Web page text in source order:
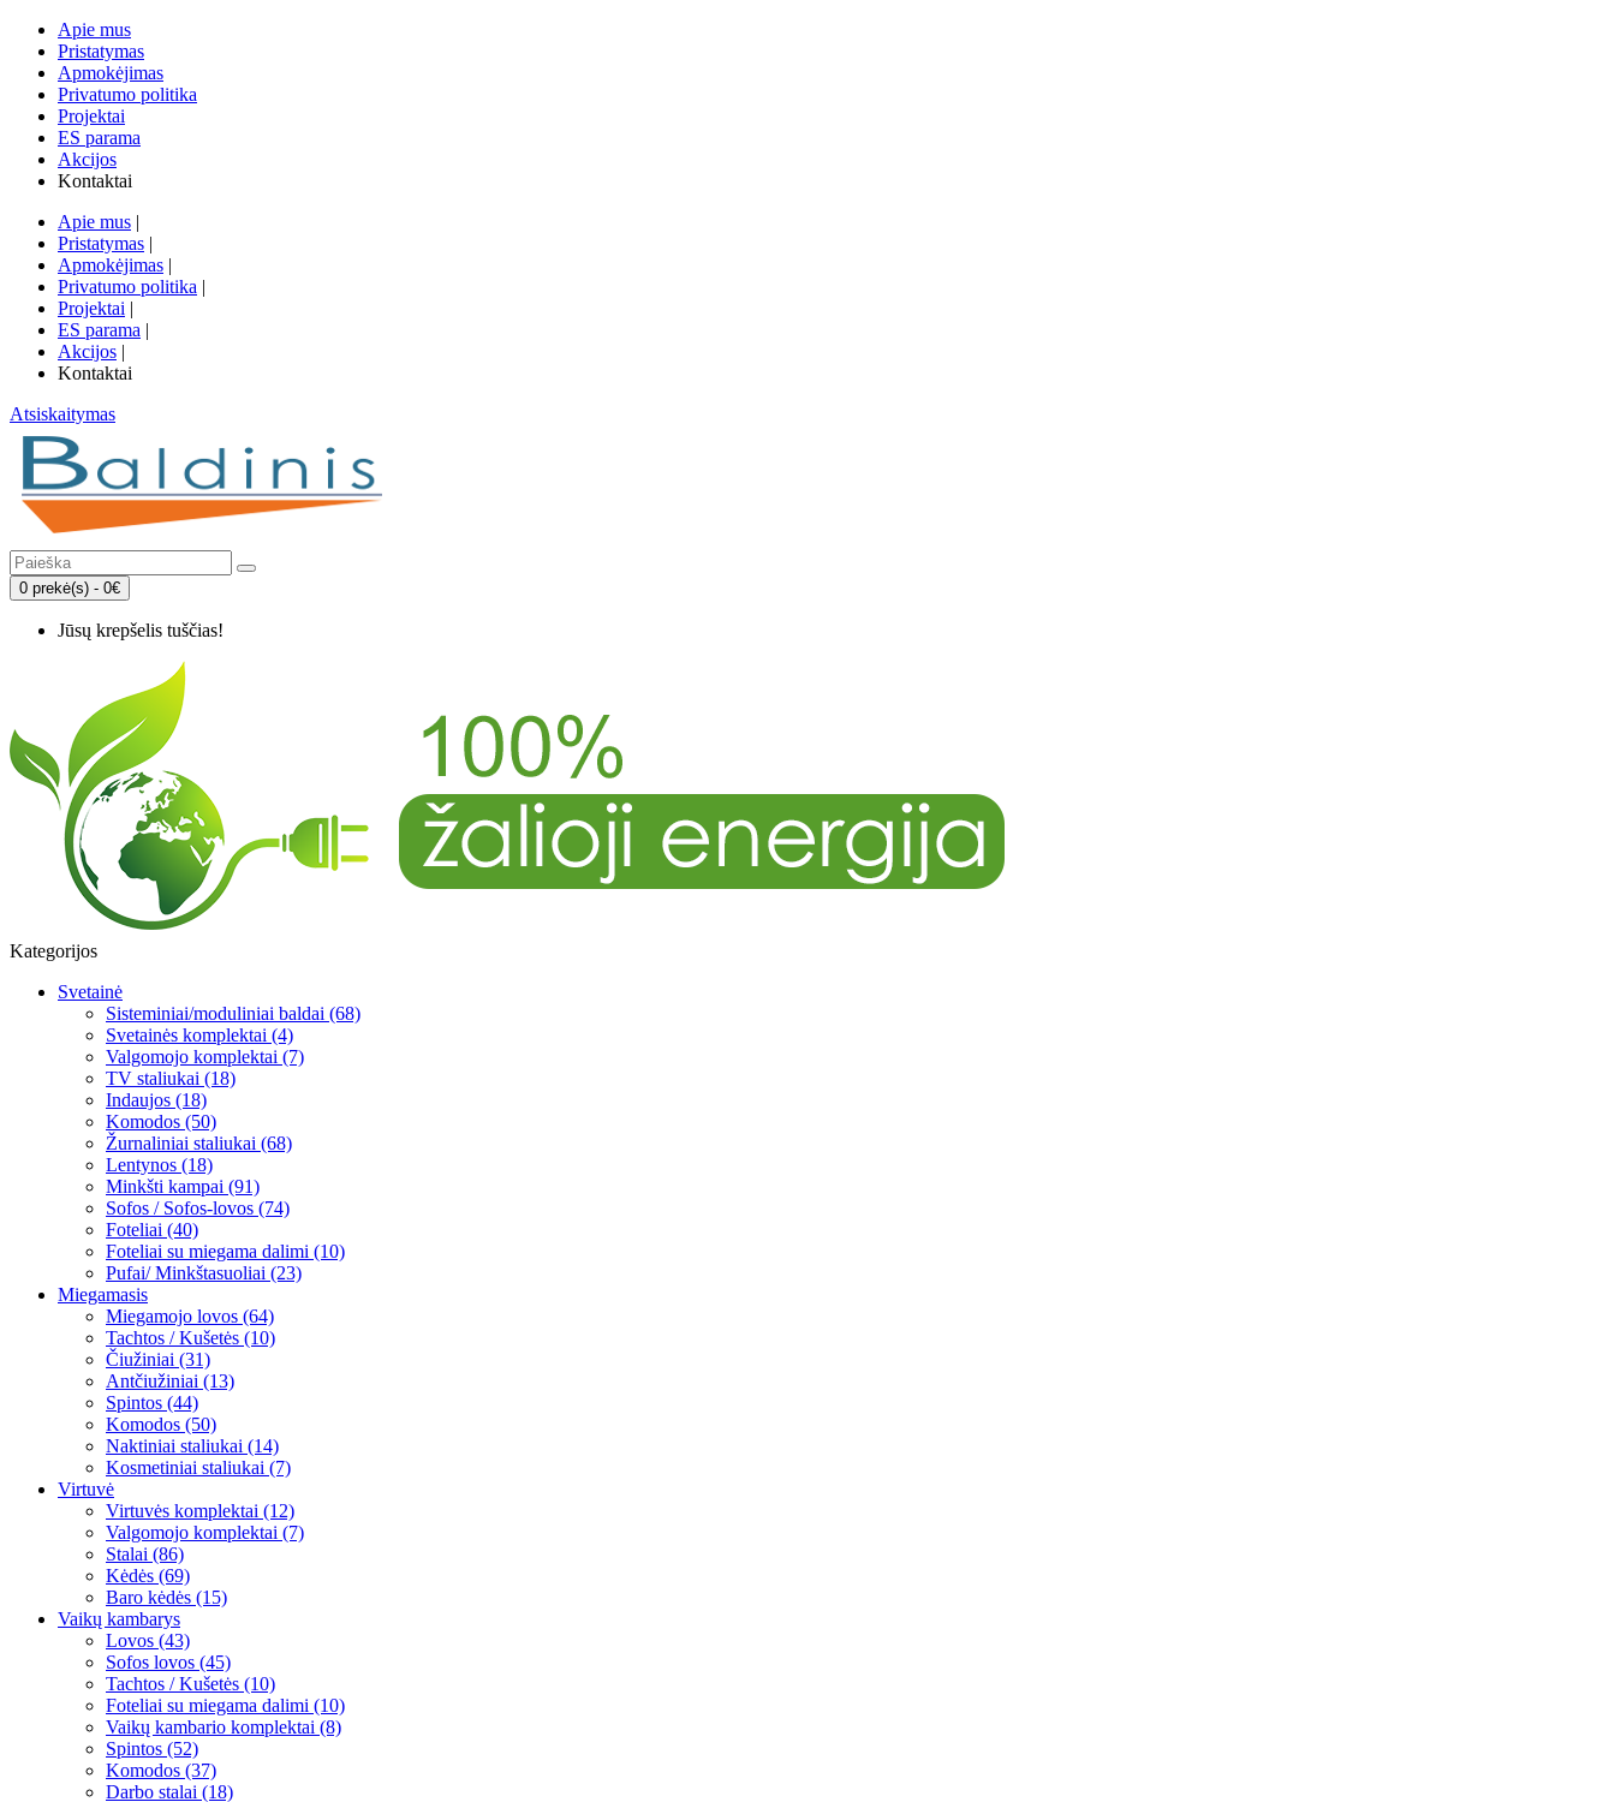
Apie mus
Pristatymas
Apmokėjimas
Privatumo politika
Projektai
ES parama
Akcijos
Kontaktai
Apie mus |
Pristatymas |
Apmokėjimas |
Privatumo politika |
Projektai |
ES parama |
Akcijos |
Kontaktai
Atsiskaitymas
0 prekė(s) - 0€
Jūsų krepšelis tuščias!
Kategorijos
Svetainė
Sisteminiai/moduliniai baldai (68)
Svetainės komplektai (4)
Valgomojo komplektai (7)
TV staliukai (18)
Indaujos (18)
Komodos (50)
Žurnaliniai staliukai (68)
Lentynos (18)
Minkšti kampai (91)
Sofos / Sofos-lovos (74)
Foteliai (40)
Foteliai su miegama dalimi (10)
Pufai/ Minkštasuoliai (23)
Miegamasis
Miegamojo lovos (64)
Tachtos / Kušetės (10)
Čiužiniai (31)
Antčiužiniai (13)
Spintos (44)
Komodos (50)
Naktiniai staliukai (14)
Kosmetiniai staliukai (7)
Virtuvė
Virtuvės komplektai (12)
Valgomojo komplektai (7)
Stalai (86)
Kėdės (69)
Baro kėdės (15)
Vaikų kambarys
Lovos (43)
Sofos lovos (45)
Tachtos / Kušetės (10)
Foteliai su miegama dalimi (10)
Vaikų kambario komplektai (8)
Spintos (52)
Komodos (37)
Darbo stalai (18)